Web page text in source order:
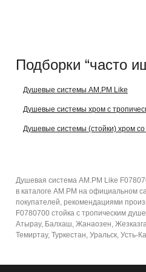
Подборки “часто
Душевые системы AM.PM Like
Душевые системы хром с
Душевые системы (стойки) хром
Душевая система AM.PM Like
в каталоге AM.PM на официальном
покупателей, рекомендациями
F0780700 стойка с тропическим
Атырау, Балхаш, Жанаозен,
Темиртау, Туркестан, Уральск, Усть-